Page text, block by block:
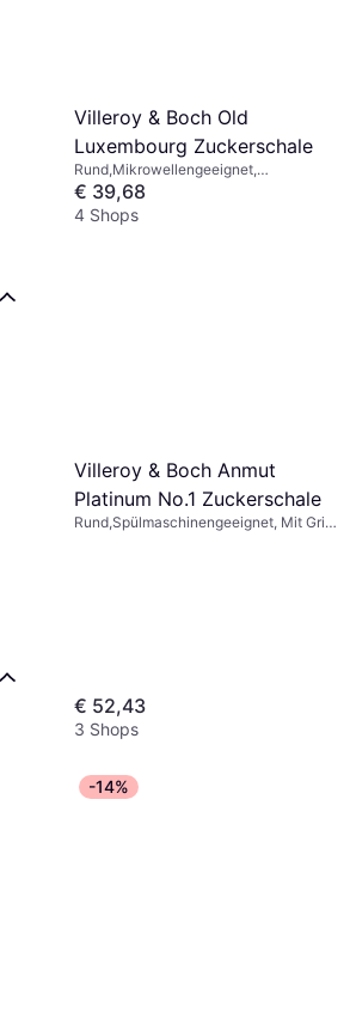
Villeroy & Boch Old
Luxembourg Zuckerschale
Rund,Mikrowellengeeignet,
Spülmaschinengeeignet, Porzellan,
Weiß, Blau, Mehrfarbig
€ 39,68
4 Shops
Villeroy & Boch Anmut
Platinum No.1 Zuckerschale
Rund,Spülmaschinengeeignet, Mit Griff,
€ 52,43
3 Shops
-14%